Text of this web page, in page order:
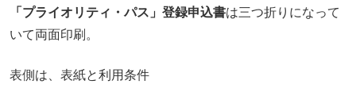
「プライオリティ・パス」登録申込書は三つ折りになって
いて両面印刷。
表側は、表紙と利用条件